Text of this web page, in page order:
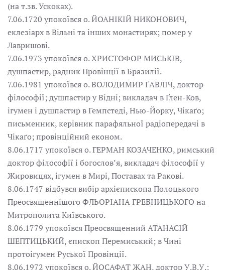
(на т.зв. Ускоках).
7.06.1720 упокоївся о. ЙОАНІКІЙ НИКОНОВИЧ,
еклезіарх в Вільні та інших монастирях; помер у
Лавришові.
7.06.1973 упокоївся о. ХРИСТОФОР МИСЬКІВ,
душпастир, радник Провінції в Бразилії.
7.06.1981 упокоївся о. ВОЛОДИМИР ҐАВЛІЧ, доктор
філософії; душпастир у Відні; викладач в Ґлен-Ков,
ігумен і душпастир в Гемпстеді, Нью-Йорку, Чікаґо;
письменник, керівник парафяльної радіопередачі в
Чікаґо; провінційний економ.
8.06.1717 упокоївся о. ГЕРМАН КОЗАЧЕНКО, римський
доктор філософії і богослов’я, викладач філософії у
Жировицях, ігумен в Мирі, Поставах та Ракові.
8.06.1747 відбувся вибір архієпископа Полоцького
Преосвященнішого ФЛЬОРІАНА ГРЕБНИЦЬКОГО на
Митрополита Київського.
8.06.1779 упокоївся Преосвященний АТАНАСІЙ
ШЕПТИЦЬКИЙ, єпископ Перемиський; в Чині
протоігумен Руської Провінції.
8.06.1972 упокоївся о. ЙОСАФАТ ЖАН, доктор У.В.У.;